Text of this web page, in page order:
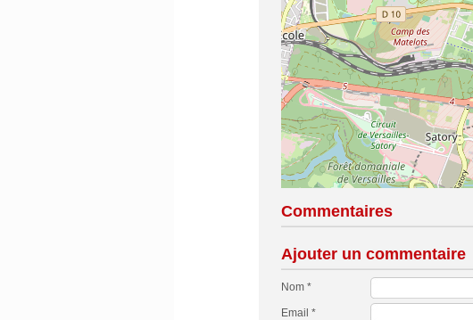
Commentaires
Ajouter un commentaire
Nom *
Email *